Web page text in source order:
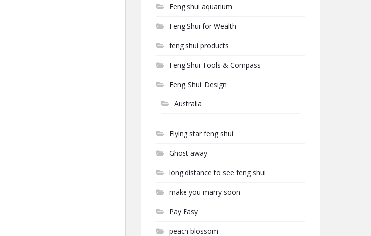
Feng shui aquarium
Feng Shui for Wealth
feng shui products
Feng Shui Tools & Compass
Feng_Shui_Design
Australia
Flying star feng shui
Ghost away
long distance to see feng shui
make you marry soon
Pay Easy
peach blossom